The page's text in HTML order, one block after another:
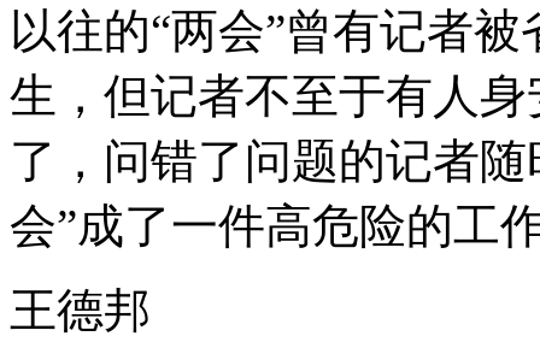
以往的“两会”曾有记者
生，但记者不至于有人
了，问错了问题的记者
会”成了一件高危险的工
王德邦